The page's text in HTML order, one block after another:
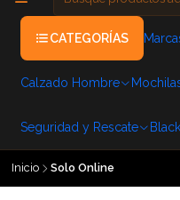
CATEGORÍAS
Calzado Hombre
Seguridad y Rescate
Inicio Solo Online